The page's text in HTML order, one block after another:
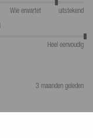
Wie erwartet
uitstekend
Heel eenvoudig
3 maanden geleden